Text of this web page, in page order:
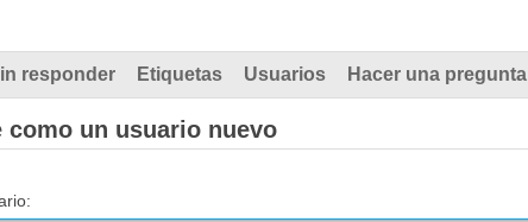
responder Etiquetas Usuarios Hacer una pregunta
como un usuario nuevo